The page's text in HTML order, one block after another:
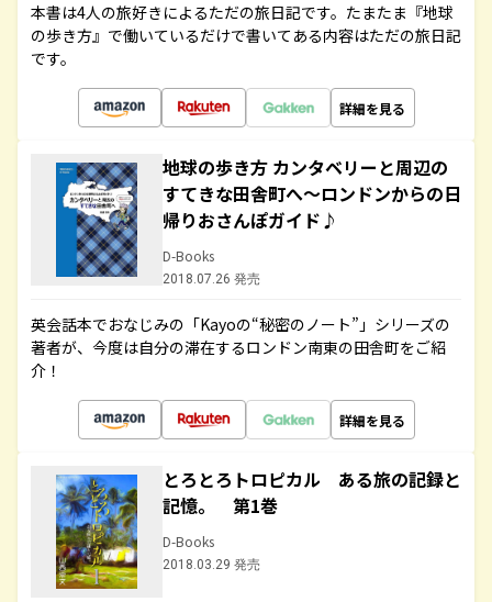
本書は4人の旅好きによるただの旅日記です。たまたま『地球
の歩き方』で働いているだけで書いてある内容はただの旅日記
です。
詳細を見る
地球の歩き方 カンタベリーと周辺の
すてきな田舎町へ～ロンドンからの日
帰りおさんぽガイド♪
D-Books
2018.07.26 発売
英会話本でおなじみの「Kayoの“秘密のノート”」シリーズの
著者が、今度は自分の滞在するロンドン南東の田舎町をご紹
介！
詳細を見る
とろとろトロピカル ある旅の記録と
記憶。 第1巻
D-Books
2018.03.29 発売